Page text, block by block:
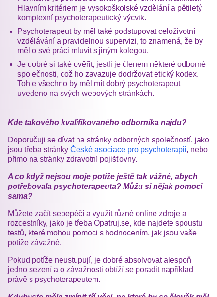
Hlavním kritériem je vysokoškolské vzdělání a pětiletý
komplexní psychoterapeutický výcvik.
Psychoterapeut by měl také podstupovat celoživotní
vzdělávání a pravidelnou supervizi, to znamená, že by
měl o své práci mluvit s jiným kolegou.
Je dobré si také ověřit, jestli je členem některé odborné
společnosti, což ho zavazuje dodržovat etický kodex.
Tohle všechno by měl mít dobrý psychoterapeut
uvedeno na svých webových stránkách.
Kde takového kvalifikovaného odborníka najdu?
Doporučuji se dívat na stránky odborných společností, jako
jsou třeba stránky České asociace pro psychoterapii, nebo
přímo na stránky zdravotní pojišťovny.
A co když nejsou moje potíže ještě tak vážné, abych
potřebovala psychoterapeuta? Můžu si nějak pomoci
sama?
Můžete začít sebepéčí a využít různé online zdroje a
rozcestníky, jako je třeba Opatruj.se, kde najdete spoustu
testů, které mohou pomoci s hodnocením, jak jsou vaše
potíže závažné.
Pokud potíže neustupují, je dobré absolvovat alespoň
jedno sezení a o závažnosti obtíží se poradit například
právě s psychoterapeutem.